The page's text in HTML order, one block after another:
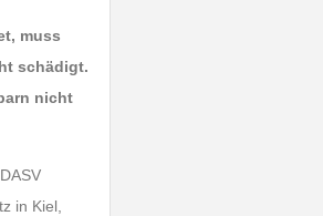
muss
schädigt.
nicht
in Kiel,